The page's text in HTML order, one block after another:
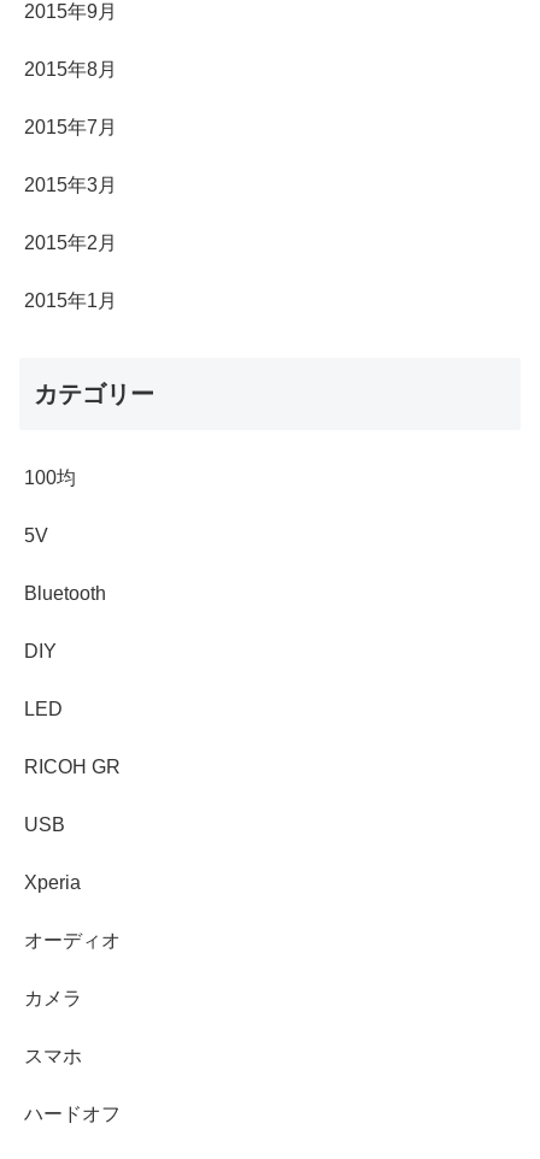
2015年9月
2015年8月
2015年7月
2015年3月
2015年2月
2015年1月
カテゴリー
100均
5V
Bluetooth
DIY
LED
RICOH GR
USB
Xperia
オーディオ
カメラ
スマホ
ハードオフ